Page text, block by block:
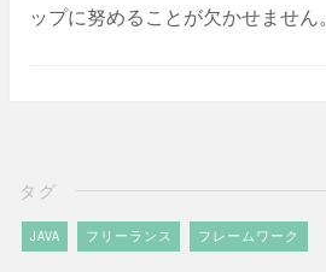
ップに努めることが欠かせません。
タグ
JAVA フリーランス フレームワーク